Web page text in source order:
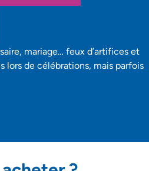
mariage… feux d’artifices et
lors de célébrations, mais parfois